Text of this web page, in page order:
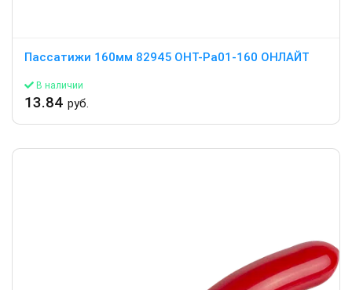
Пассатижи 160мм 82945 OHT-Pa01-160 ОНЛАЙТ
В наличии
13.84 руб.